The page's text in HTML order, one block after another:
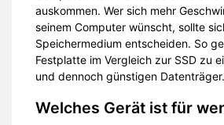
auskommen. Wer sich mehr
seinem Computer wünscht, sollte
Speichermedium entscheiden. So
Festplatte im Vergleich zur SSD zu
und dennoch günstigen Datenträger.
Welches Gerät ist für